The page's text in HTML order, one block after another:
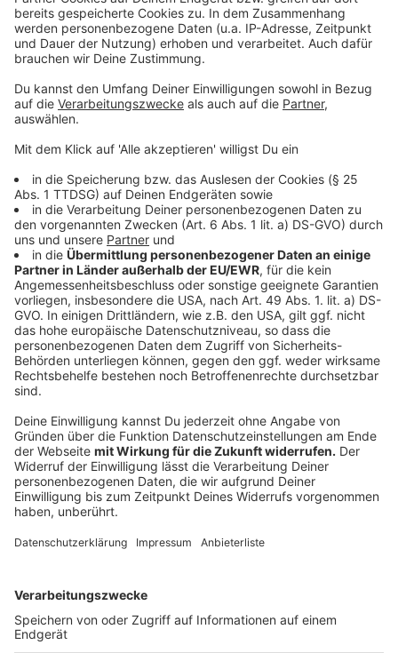
Fahrraddemo im Schwarzbachtal
Seit Jahren fordern Radfahrer, dass sie sicherer durch
das Schwarzbachtal fahren können - beim Ausbau der
Straßen haben Radfahrer bisher aber eher eine
untergeordnete Rolle gespielt. Der Allgemeine
deshalb heute Nachmittag zu einer Demo dort auf.
Trotz vielfacher Forderungen würden Radfahrer in den
laufenden Planungen für die Straße durchs
Schwarzbachtal weiterhin nicht berücksichtigt, sagt
der ADFC. Ein Ausbau ohne Rad- und Gehweg sei
weder zeitgemäß noch würde er den aktuellen
politschen und rechtlichen Vorgaben entsprechen.
Einschränkungen auf A46 am Wochenende
Am Wochenende gibt es ein paar Einschränkungen auf
der A46. Bei Haan Ost und bei Wuppertal-Barmen
repariert die Autobahngesellschaft Schäden an der
Fahrbahn. Von Freitag (27.09., 20 Uhr) bis Sonntag
(29.09., 20 Uhr) kann in Fahrtrichtung Düsseldorf
zwischen Wuppertal-Cronenberg und Haan-Ost nur
eine von drei Spuren befahren werden. Das gleiche gilt
auf der A46 Richtung Dortmund für den Bereich
eine von drei Fahrspuren gibt es auch im Kreuz Hilden -
am Samstag und Sonntag jeweils von 7 bis 16 Uhr in
beide Fahrtrichtungen.